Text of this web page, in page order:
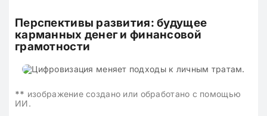
Перспективы развития: будущее
карманных денег и финансовой
грамотности
** изображение создано или обработано с помощью
ИИ.